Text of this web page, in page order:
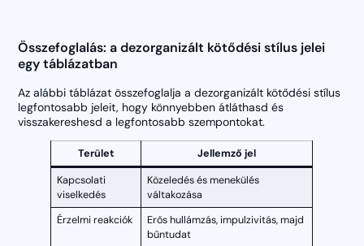
Összefoglalás: a dezorganizált kötődési stílus jelei
egy táblázatban
Az alábbi táblázat összefoglalja a dezorganizált kötődési stílus
legfontosabb jeleit, hogy könnyebben átláthasd és
visszakereshesd a legfontosabb szempontokat.
Terület Jellemző jel
Kapcsolati
viselkedés
Közeledés és menekülés
váltakozása
Érzelmi reakciók
Erős hullámzás, impulzivitás, majd
bűntudat